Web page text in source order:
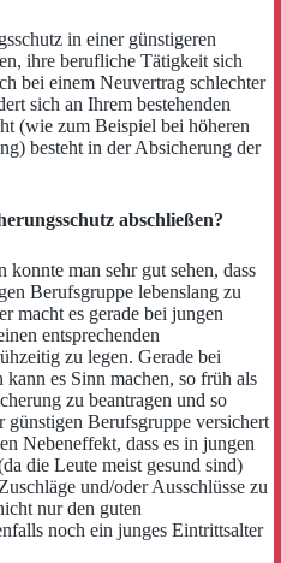
in einer günstigeren
ihre berufliche Tätigkeit sich
bei einem Neuvertrag schlechter
sich an Ihrem bestehenden
(wie zum Beispiel bei höheren
besteht in der Absicherung der
abschließen?
man sehr gut sehen, dass
Berufsgruppe lebenslang zu
macht es gerade bei jungen
entsprechenden
zu legen. Gerade bei
kann es Sinn machen, so früh als
zu beantragen und so
günstigen Berufsgruppe versichert
Nebeneffekt, dass es in jungen
die Leute meist gesund sind)
und/oder Ausschlüsse zu
nur den guten
noch ein junges Eintrittsalter